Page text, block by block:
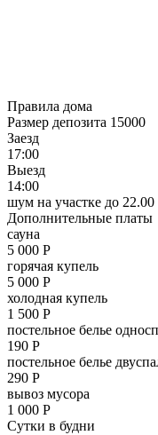
Правила дома
Размер депозита 15000
Заезд
17:00
Выезд
14:00
шум на участке до 22.00
Дополнительные платы
сауна
5 000 Р
горячая купель
5 000 Р
холодная купель
1 500 Р
постельное белье
190 Р
постельное белье
290 Р
вывоз мусора
1 000 Р
Сутки в будни